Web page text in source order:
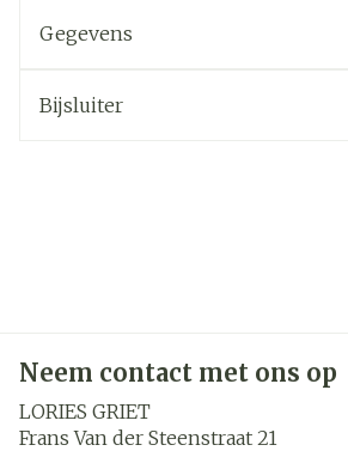
Gegevens
Bijsluiter
Neem contact met ons op
LORIES GRIET
Frans Van der Steenstraat 21